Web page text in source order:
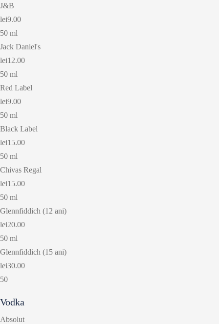
J&B
lei9.00
50 ml
Jack Daniel's
lei12.00
50 ml
Red Label
lei9.00
50 ml
Black Label
lei15.00
50 ml
Chivas Regal
lei15.00
50 ml
Glennfiddich (12 ani)
lei20.00
50 ml
Glennfiddich (15 ani)
lei30.00
50
Vodka
Absolut